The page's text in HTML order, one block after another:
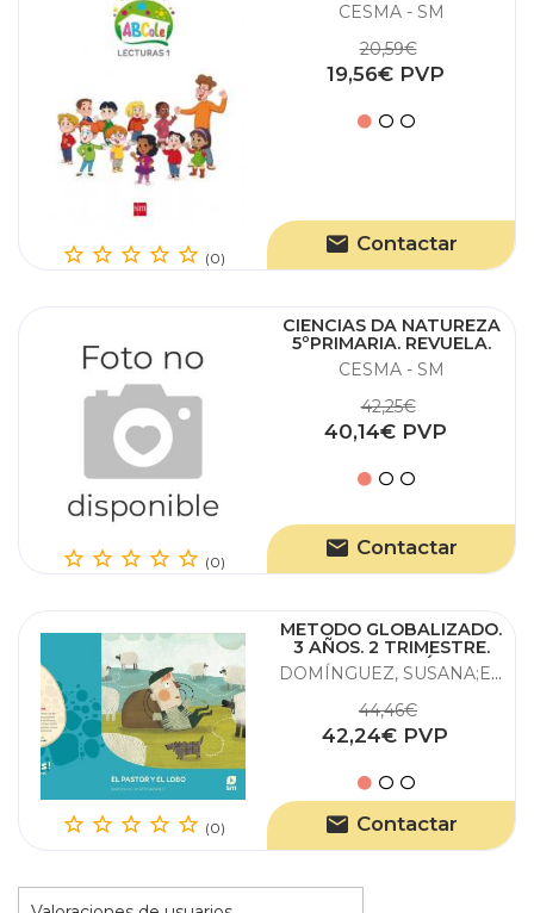
(0)
CESMA - SM
20,59€
19,56€ PVP
Contactar
(0)
CIENCIAS DA NATUREZA
5ºPRIMARIA. REVUELA.
GALICIA 2022
CESMA - SM
42,25€
40,14€ PVP
Contactar
(0)
METODO GLOBALIZADO.
3 AÑOS. 2 TRIMESTRE.
¡CRACS! AQUÍ HAY
DRAGONES
DOMÍNGUEZ, SUSANA;ECHEVARRÍA, ESTHER;MESTRES PASTOR, LAIA;PR
44,46€
42,24€ PVP
Contactar